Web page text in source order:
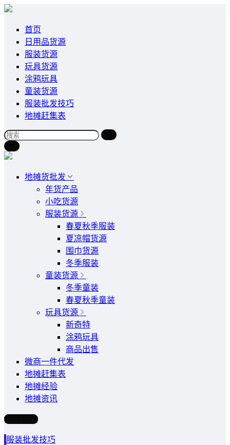
首页
日用品货源
服装货源
玩具货源
涂鸦玩具
童装货源
服装批发技巧
地摊赶集表
地摊货批发
年货产品
小吃货源
服装货源
春夏秋季服装
夏凉帽货源
围巾货源
冬季服装
童装货源
冬季童装
春夏秋季童装
玩具货源
新奇特
涂鸦玩具
商品出售
微商一件代发
地摊赶集表
地摊经验
地摊资讯
写文章
服装批发技巧